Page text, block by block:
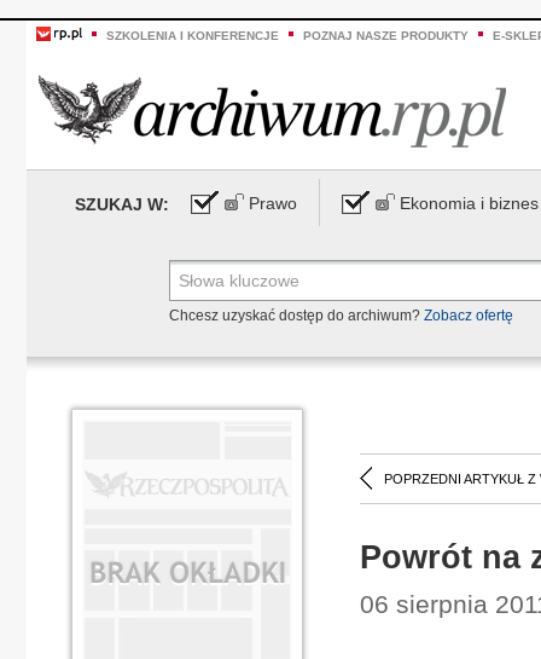
SZKOLENIA I KONFERENCJE POZNAJ NASZE PRODUKTY E-
SZUKAJ W: Prawo Ekonomia i biznes
Chcesz uzyskać dostęp do archiwum? Zobacz ofertę
POPRZEDNI ARTYKUŁ Z
Powrót na
06 sierpnia